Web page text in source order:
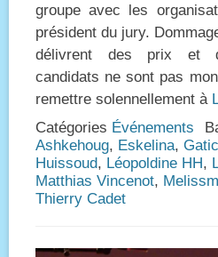
groupe avec les
président du jury.
délivrent des prix et
candidats ne sont pas
remettre solennellement à
Catégories Événements
Ashkehoug, Eskelina,
Huissoud, Léopoldine HH,
Matthias Vincenot,
Thierry Cadet